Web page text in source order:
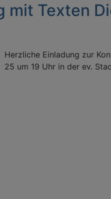
mit Texten
Herzliche Einladung zur
25 um 19 Uhr in der ev.